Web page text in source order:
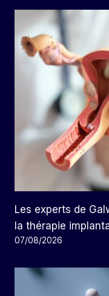
Les experts de
la thérapie
07/08/2026